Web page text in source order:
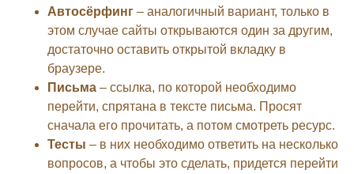
Автосёрфинг – аналогичный вариант, только в
этом случае сайты открываются один за другим,
достаточно оставить открытой вкладку в
браузере.
Письма – ссылка, по которой необходимо
перейти, спрятана в тексте письма. Просят
сначала его прочитать, а потом смотреть ресурс.
Тесты – в них необходимо ответить на несколько
вопросов, а чтобы это сделать, придется перейти